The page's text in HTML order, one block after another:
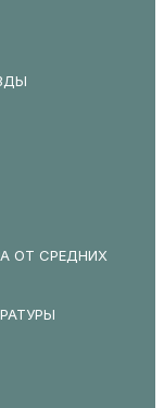
ОТ СРЕДНИХ